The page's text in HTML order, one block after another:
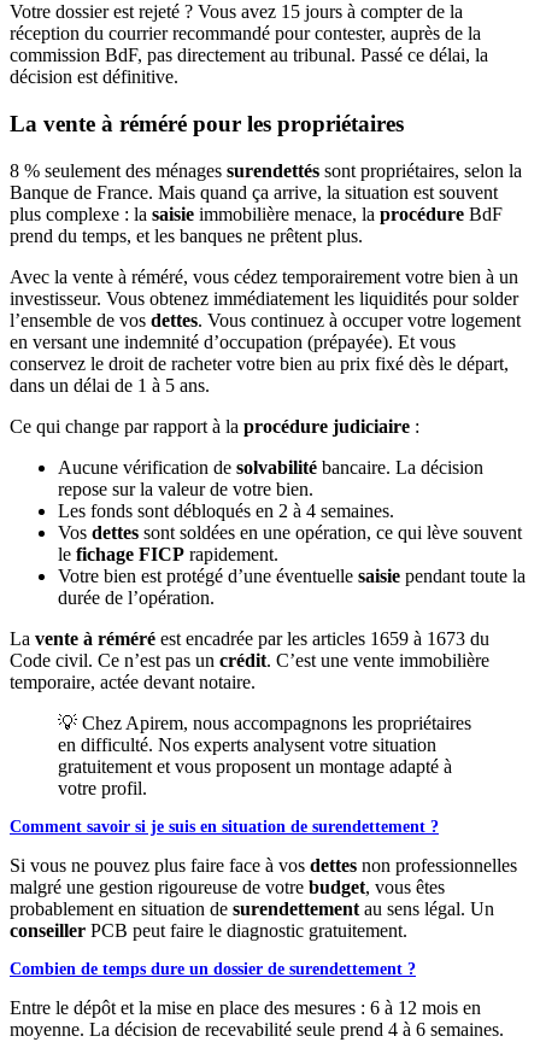
Votre dossier est rejeté ? Vous avez 15 jours à compter de la
réception du courrier recommandé pour contester, auprès de la
commission BdF, pas directement au tribunal. Passé ce délai, la
décision est définitive.
La vente à réméré pour les propriétaires
8 % seulement des ménages surendettés sont propriétaires, selon la
Banque de France. Mais quand ça arrive, la situation est souvent
plus complexe : la saisie immobilière menace, la procédure BdF
prend du temps, et les banques ne prêtent plus.
Avec la vente à réméré, vous cédez temporairement votre bien à un
investisseur. Vous obtenez immédiatement les liquidités pour solder
l’ensemble de vos dettes. Vous continuez à occuper votre logement
en versant une indemnité d’occupation (prépayée). Et vous
conservez le droit de racheter votre bien au prix fixé dès le départ,
dans un délai de 1 à 5 ans.
Ce qui change par rapport à la procédure judiciaire :
Aucune vérification de solvabilité bancaire. La décision
repose sur la valeur de votre bien.
Les fonds sont débloqués en 2 à 4 semaines.
Vos dettes sont soldées en une opération, ce qui lève souvent
le fichage FICP rapidement.
Votre bien est protégé d’une éventuelle saisie pendant toute la
durée de l’opération.
La vente à réméré est encadrée par les articles 1659 à 1673 du
Code civil. Ce n’est pas un crédit. C’est une vente immobilière
temporaire, actée devant notaire.
💡 Chez Apirem, nous accompagnons les propriétaires
en difficulté. Nos experts analysent votre situation
gratuitement et vous proposent un montage adapté à
votre profil.
Comment savoir si je suis en situation de surendettement ?
Si vous ne pouvez plus faire face à vos dettes non professionnelles
malgré une gestion rigoureuse de votre budget, vous êtes
probablement en situation de surendettement au sens légal. Un
conseiller PCB peut faire le diagnostic gratuitement.
Combien de temps dure un dossier de surendettement ?
Entre le dépôt et la mise en place des mesures : 6 à 12 mois en
moyenne. La décision de recevabilité seule prend 4 à 6 semaines.